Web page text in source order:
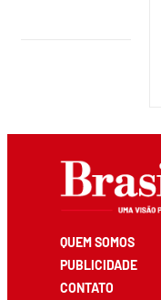
QUEM SOMOS
PUBLICIDADE
CONTATO